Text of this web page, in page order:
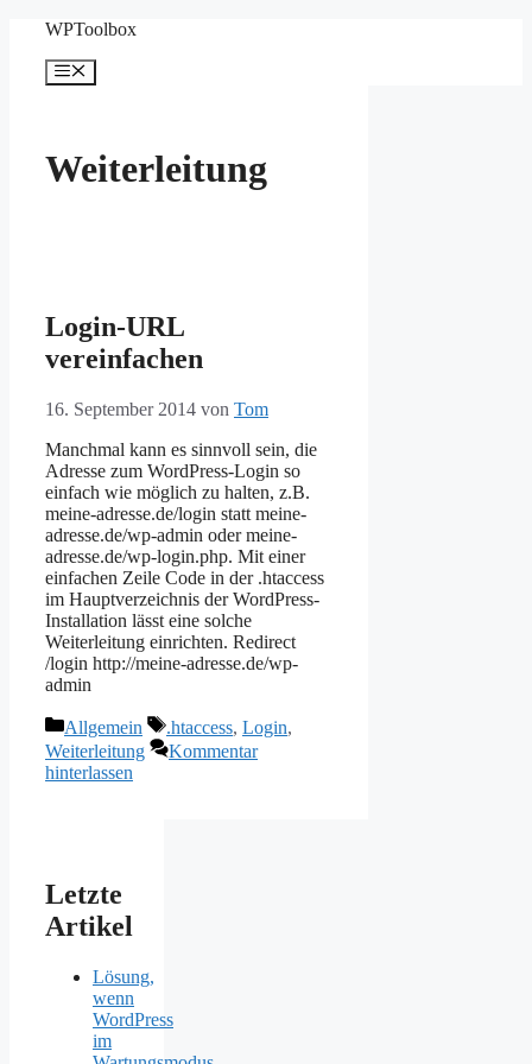
springen
WPToolbox
Menü
Weiterleitung
Login-URL
vereinfachen
16. September 2014 von Tom
Manchmal kann es sinnvoll sein, die
Adresse zum WordPress-Login so
einfach wie möglich zu halten, z.B.
meine-adresse.de/login statt meine-
adresse.de/wp-admin oder meine-
adresse.de/wp-login.php. Mit einer
einfachen Zeile Code in der .htaccess
im Hauptverzeichnis der WordPress-
Installation lässt eine solche
Weiterleitung einrichten. Redirect
/login http://meine-adresse.de/wp-
admin
Kategorien
Allgemein Schlagwörter
.htaccess, Login,
Weiterleitung
Kommentar
hinterlassen
Letzte
Artikel
Lösung,
wenn
WordPress
im